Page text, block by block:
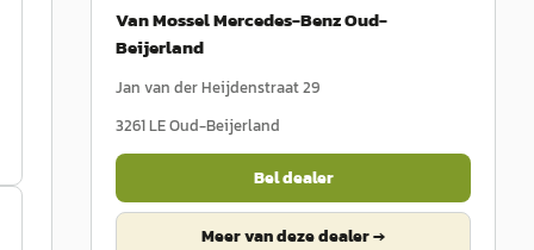
Van Mossel Mercedes-Benz Oud-
Beijerland
Jan van der Heijdenstraat 29
3261 LEOud-Beijerland
Bel dealer
Meer van deze dealer →